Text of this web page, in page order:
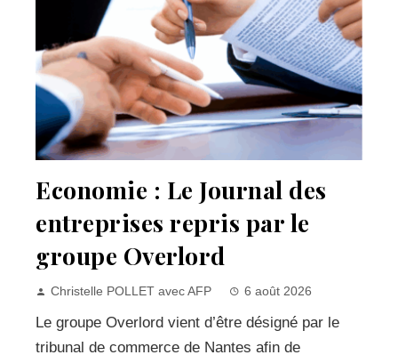
Economie : Le Journal des
entreprises repris par le
groupe Overlord
Christelle POLLET avec AFP 6 août 2026
Le groupe Overlord vient d’être désigné par le
tribunal de commerce de Nantes afin de